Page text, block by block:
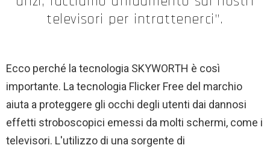
televisori per intrattenerci”.
Ecco perché la tecnologia SKYWORTH è così
importante. La tecnologia Flicker Free del marchio
aiuta a proteggere gli occhi degli utenti dai dannosi
effetti stroboscopici emessi da molti schermi, come i
televisori. L'utilizzo di una sorgente di